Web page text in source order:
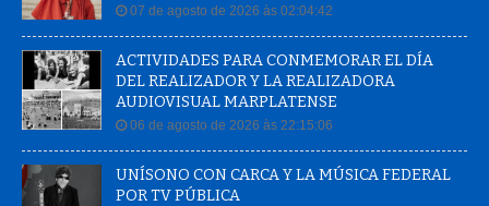
07 de agosto de 2026 às 02:04:42
ACTIVIDADES PARA CONMEMORAR EL DÍA
DEL REALIZADOR Y LA REALIZADORA
AUDIOVISUAL MARPLATENSE
06 de agosto de 2026 às 22:15:06
UNÍSONO CON CARCA Y LA MÚSICA FEDERAL
POR TV PÚBLICA